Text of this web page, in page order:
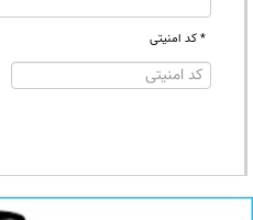
* کد امنیتی